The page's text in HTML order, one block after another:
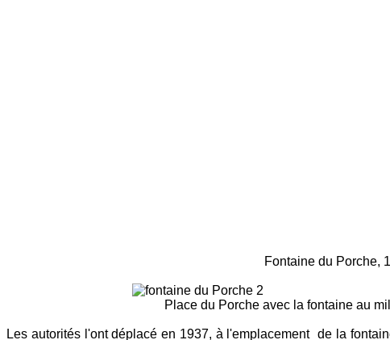
Fontaine du Porche,
Place du Porche avec la fontaine au
Les autorités l'ont déplacé en 1937, à l'emplacement de la